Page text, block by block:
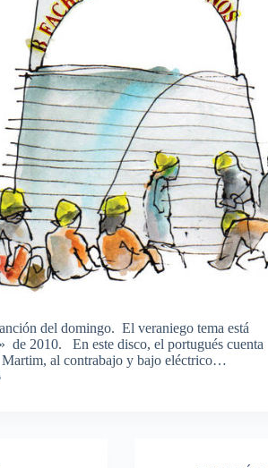
del domingo. El veraniego tema está
de 2010. En este disco, el portugués cuenta
al contrabajo y bajo eléctrico…